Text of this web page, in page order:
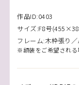
作品ID:0403
サイズ:F8号
フレーム:木枠張り
※額装をご希望される